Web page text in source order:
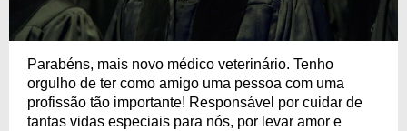
Parabéns, mais novo médico veterinário. Tenho
orgulho de ter como amigo uma pessoa com uma
profissão tão importante! Responsável por cuidar de
tantas vidas especiais para nós, por levar amor e